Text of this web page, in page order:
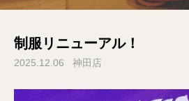
制服リニューアル！
2025.12.06 神田店